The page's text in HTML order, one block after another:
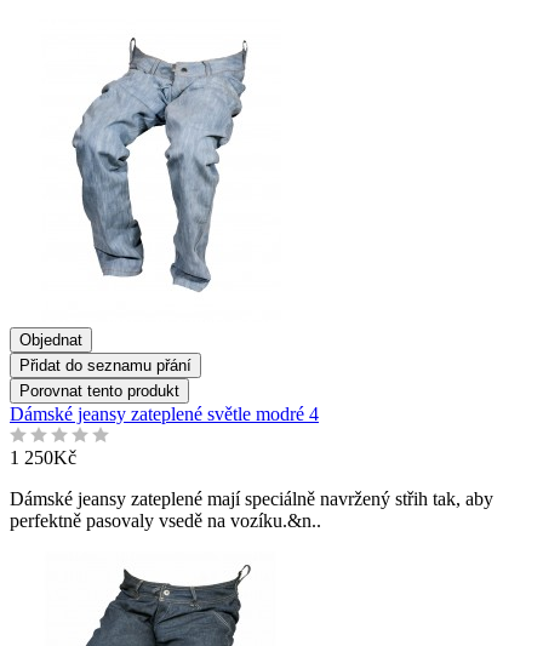
Objednat
Přidat do seznamu přání
Porovnat tento produkt
Dámské jeansy zateplené světle modré 4
1 250Kč
Dámské jeansy zateplené mají speciálně navržený střih tak, aby
perfektně pasovaly vsedě na vozíku.&n..